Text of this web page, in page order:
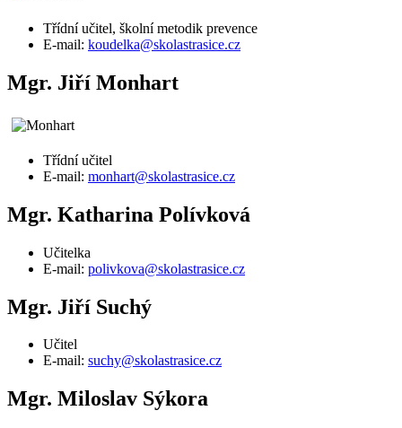
Třídní učitel, školní metodik prevence
E-mail: koudelka@skolastrasice.cz
Mgr. Jiří Monhart
Třídní učitel
E-mail: monhart@skolastrasice.cz
Mgr. Katharina Polívková
Učitelka
E-mail: polivkova@skolastrasice.cz
Mgr. Jiří Suchý
Učitel
E-mail: suchy@skolastrasice.cz
Mgr. Miloslav Sýkora